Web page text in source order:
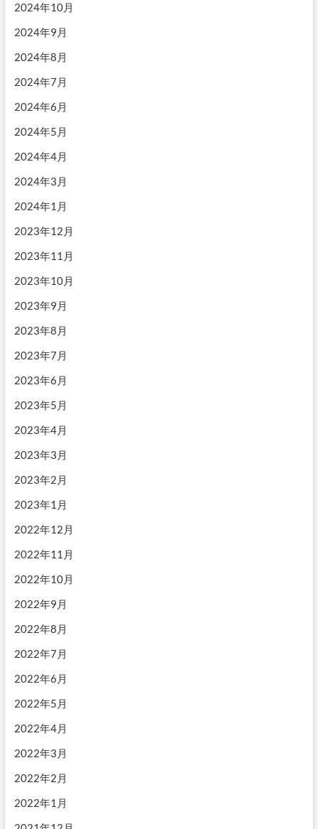
2024年10月
2024年9月
2024年8月
2024年7月
2024年6月
2024年5月
2024年4月
2024年3月
2024年1月
2023年12月
2023年11月
2023年10月
2023年9月
2023年8月
2023年7月
2023年6月
2023年5月
2023年4月
2023年3月
2023年2月
2023年1月
2022年12月
2022年11月
2022年10月
2022年9月
2022年8月
2022年7月
2022年6月
2022年5月
2022年4月
2022年3月
2022年2月
2022年1月